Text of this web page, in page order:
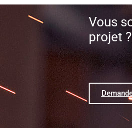
Vous
projet ?